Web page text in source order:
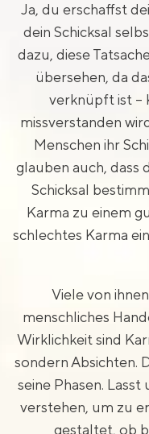
Ja, du erschaffst
dein Schicksal
dazu, diese
übersehen, da
verknüpft ist –
missverstanden
Menschen ihr
glauben auch, dass
Schicksal
Karma zu einem
schlechtes Karma
Viele von
menschliches
Wirklichkeit sind
sondern Absichten.
seine Phasen. Lasst
verstehen, um zu
gestaltet, ob